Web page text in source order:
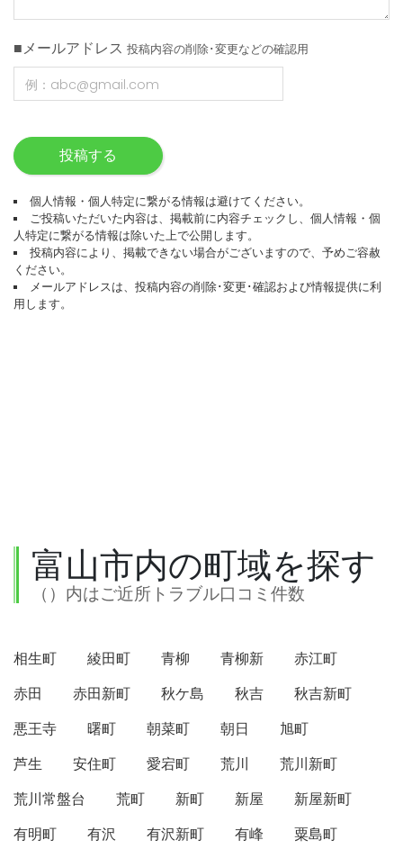
■メールアドレス 投稿内容の削除･変更などの確認用
投稿する
個人情報・個人特定に繋がる情報は避けてください。
ご投稿いただいた内容は、掲載前に内容チェックし、個人情報・個
人特定に繋がる情報は除いた上で公開します。
投稿内容により、掲載できない場合がございますので、予めご容赦
ください。
メールアドレスは、投稿内容の削除･変更･確認および情報提供に利
用します。
富山市内の町域を探す
（）内はご近所トラブル口コミ件数
相生町 綾田町 青柳 青柳新
赤江町
赤田
赤田新町 秋ケ島 秋吉
秋吉新町
悪王寺
曙町 朝菜町 朝日
旭町
芦生
安住町 愛宕町 荒川
荒川新町
荒川常盤台
荒町 新町 新屋
新屋新町
有明町
有沢 有沢新町 有峰
粟島町